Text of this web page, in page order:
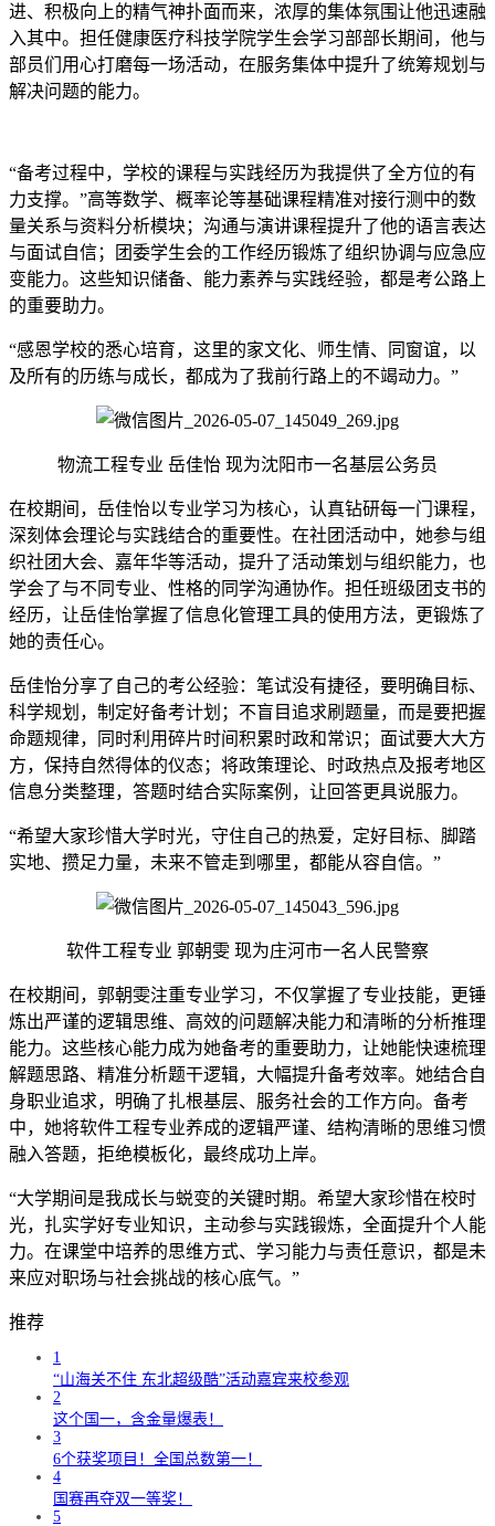
进、积极向上的精气神扑面而来，浓厚的集体氛围让他迅速融
入其中。担任健康医疗科技学院学生会学习部部长期间，他与
部员们用心打磨每一场活动，在服务集体中提升了统筹规划与
解决问题的能力。
“备考过程中，学校的课程与实践经历为我提供了全方位的有
力支撑。”高等数学、概率论等基础课程精准对接行测中的数
量关系与资料分析模块；沟通与演讲课程提升了他的语言表达
与面试自信；团委学生会的工作经历锻炼了组织协调与应急应
变能力。这些知识储备、能力素养与实践经验，都是考公路上
的重要助力。
“感恩学校的悉心培育，这里的家文化、师生情、同窗谊，以
及所有的历练与成长，都成为了我前行路上的不竭动力。”
物流工程专业 岳佳怡 现为沈阳市一名基层公务员
在校期间，岳佳怡以专业学习为核心，认真钻研每一门课程，
深刻体会理论与实践结合的重要性。在社团活动中，她参与组
织社团大会、嘉年华等活动，提升了活动策划与组织能力，也
学会了与不同专业、性格的同学沟通协作。担任班级团支书的
经历，让岳佳怡掌握了信息化管理工具的使用方法，更锻炼了
她的责任心。
岳佳怡分享了自己的考公经验：笔试没有捷径，要明确目标、
科学规划，制定好备考计划；不盲目追求刷题量，而是要把握
命题规律，同时利用碎片时间积累时政和常识；面试要大大方
方，保持自然得体的仪态；将政策理论、时政热点及报考地区
信息分类整理，答题时结合实际案例，让回答更具说服力。
“希望大家珍惜大学时光，守住自己的热爱，定好目标、脚踏
实地、攒足力量，未来不管走到哪里，都能从容自信。”
软件工程专业 郭朝雯 现为庄河市一名人民警察
在校期间，郭朝雯注重专业学习，不仅掌握了专业技能，更锤
炼出严谨的逻辑思维、高效的问题解决能力和清晰的分析推理
能力。这些核心能力成为她备考的重要助力，让她能快速梳理
解题思路、精准分析题干逻辑，大幅提升备考效率。她结合自
身职业追求，明确了扎根基层、服务社会的工作方向。备考
中，她将软件工程专业养成的逻辑严谨、结构清晰的思维习惯
融入答题，拒绝模板化，最终成功上岸。
“大学期间是我成长与蜕变的关键时期。希望大家珍惜在校时
光，扎实学好专业知识，主动参与实践锻炼，全面提升个人能
力。在课堂中培养的思维方式、学习能力与责任意识，都是未
来应对职场与社会挑战的核心底气。”
推荐
1
“山海关不住 东北超级酷”活动嘉宾来校参观
2
这个国一，含金量爆表！
3
6个获奖项目！全国总数第一！
4
国赛再夺双一等奖！
5